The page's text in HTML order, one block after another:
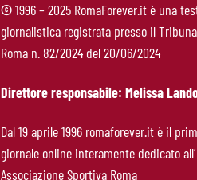
©1996 – 2025 RomaForever.it è una
giornalistica registrata presso il
Roma n. 82/2024 del 20/06/2024
Direttore responsabile: Melissa
Dal 19 aprile 1996 romaforever.it è il
giornale online interamente dedicato all’
Associazione Sportiva Roma